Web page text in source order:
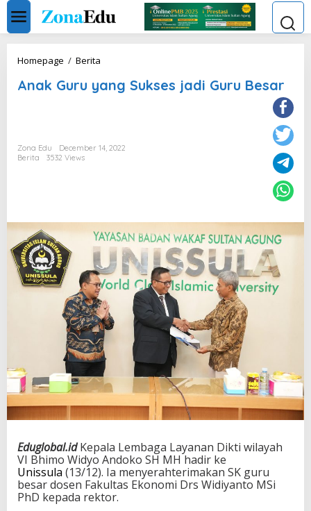
Skip
content
Homepage / Berita
yang
Sukses
Anak Guru yang Sukses jadi Guru Besar
Zona Edu
December 14, 2022
Berita
3532 Views
Eduglobal.idKepala Lembaga Layanan Dikti wilayah
VI Bhimo Widyo Andoko SH MH hadir ke
Unissula (13/12). Ia menyerahterimakan SK guru
besar dosen Fakultas Ekonomi Drs Widiyanto MSi
PhD kepada rektor.